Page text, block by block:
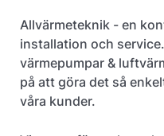
Allvärmeteknik - en
installation och
värmepumpar &
på att göra det så
våra kunder.